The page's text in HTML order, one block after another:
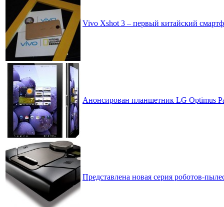
Vivo Xshot 3 – первый китайский
Анонсирован планшетник LG Optimus
Представлена новая серия роботов-